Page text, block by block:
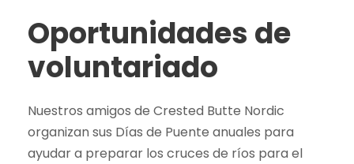
Oportunidades de
voluntariado
Nuestros amigos de Crested Butte Nordic
organizan sus Días de Puente anuales para
ayudar a preparar los cruces de ríos para el